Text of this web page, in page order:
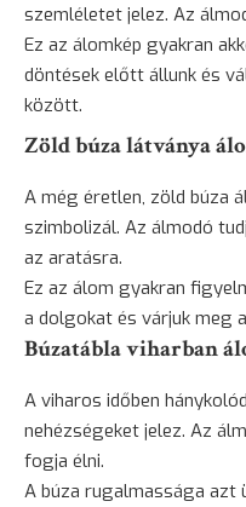
szemléletet jelez. Az
Ez az álomkép gyakran
döntések előtt állunk és
között.
Zöld búza látványa
A még éretlen, zöld búza
szimbolizál. Az álmodó
az aratásra.
Ez az álom gyakran
a dolgokat és várjuk meg
Búzatábla viharban
A viharos időben
nehézségeket jelez. Az
fogja élni.
A búza rugalmassága azt